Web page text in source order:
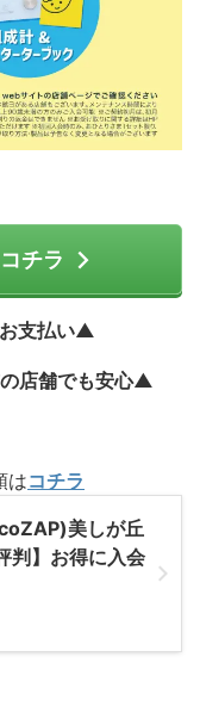
チラ
支払い▲
店舗でも安心▲
はコチラ
美しが丘
判】お得に入会